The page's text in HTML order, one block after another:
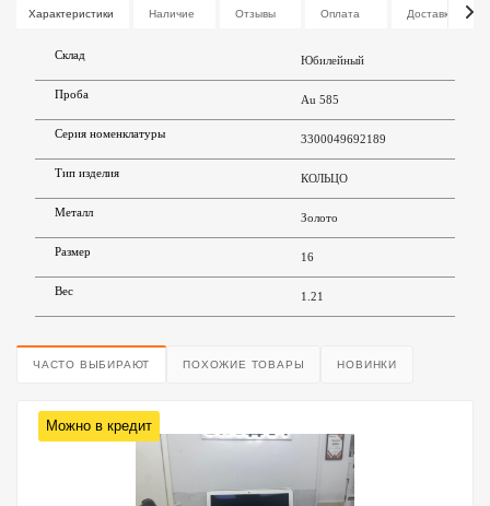
Характеристики Наличие Отзывы Оплата Доставка
Склад Юбилейный
Проба Au 585
Серия номенклатуры 3300049692189
Тип изделия КОЛЬЦО
Металл Золото
Размер 16
Вес 1.21
ЧАСТО ВЫБИРАЮТ ПОХОЖИЕ ТОВАРЫ НОВИНКИ
Можно в кредит